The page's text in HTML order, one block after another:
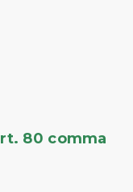
80 comma